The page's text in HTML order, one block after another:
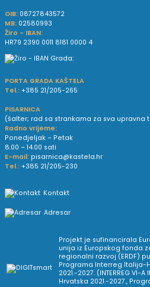
OIB: 08727843572
MB: 02580993
Žiro - IBAN:
HR79 2390 0011 8181 0000 4
PORTA GRADA KAŠTELA
Tel.: +385 21/205-265
PISARNICA
(šalter; rad sa strankama za sva upravna
Radno vrijeme:
Ponedjeljak – Petak
8.00 – 14.00 sati
E-mail: pisarnica@kastela.hr
Tel.: +385 21/205-230
Kontakt
Adresar
Projekt je sufinancirala
unija iz Europskog fonda
regionalni razvoj (ERDF)
Programa Interreg Italija-
2021.-2027. (INTERREG VI-
Hrvatska 2021.-2027.,